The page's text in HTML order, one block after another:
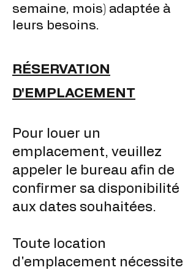
semaine, mois) adaptée à
leurs besoins.
RÉSERVATION
D'EMPLACEMENT
Pour louer un
emplacement, veuillez
appeler le bureau afin de
confirmer sa disponibilité
aux dates souhaitées.
Toute location
d'emplacement nécessite